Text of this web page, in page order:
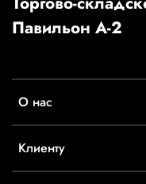
О нас
Клиенту
Павильон А-2